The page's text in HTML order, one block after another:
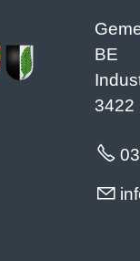
BE
3422
nf